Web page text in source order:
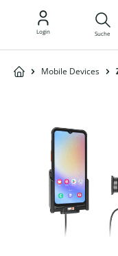
Login Suche
Mobile Devices